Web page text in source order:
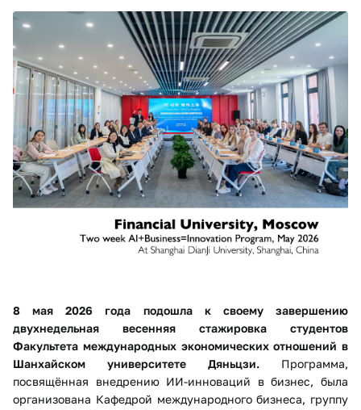
8 мая 2026 года подошла к своему завершению
двухнедельная весенняя стажировка студентов
Факультета международных экономических отношений в
Шанхайском университете Дяньцзи. Программа,
посвящённая внедрению ИИ-инноваций в бизнес, была
организована Кафедрой международного бизнеса, группу